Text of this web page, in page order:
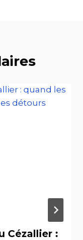
Cézallier :